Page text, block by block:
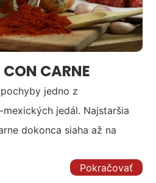
CARNE
jedno z
jedál. Najstaršia
dokonca siaha až na
Pokračovať